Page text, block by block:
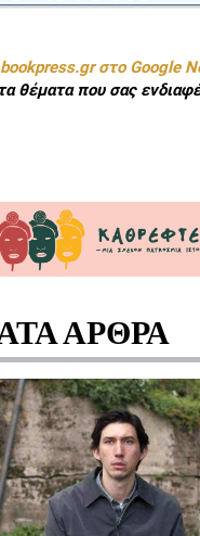
bookpress.gr στο Google
θέματα που σας
ΑΡΘΡΑ